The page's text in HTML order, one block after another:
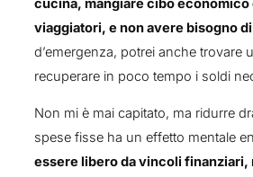
cucina, mangiare cibo economico
viaggiatori, e non avere bisogno
d’emergenza, potrei anche trovare
recuperare in poco tempo i soldi
Non mi è mai capitato, ma ridurre
spese fisse ha un effetto mentale
essere libero da vincoli finanziari,